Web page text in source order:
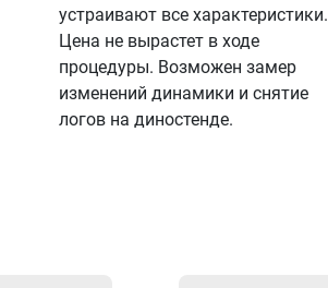
устраивают все характеристики.
Цена не вырастет в ходе
процедуры. Возможен замер
изменений динамики и снятие
логов на диностенде.